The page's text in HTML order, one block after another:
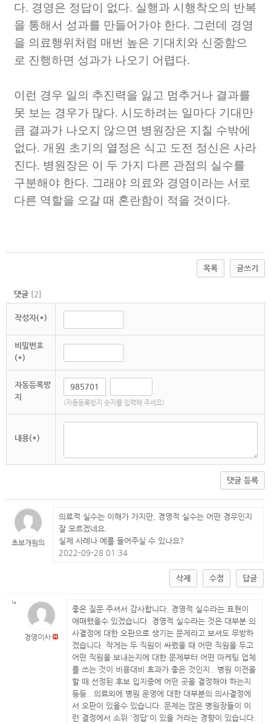
다. 경영은 정답이 없다. 실행과 시행착오의 반복
을 통해서 성과를 만들어가야 한다. 그런데 경영
을 의료행위처럼 매번 높은 기대치와 신중함으
로 진행하면 성과가 나오기 어렵다.
이런 경우 일의 추진력을 잃고 멈추거나 결과를
못 보는 경우가 많다. 시도하려는 일마다 기대만
큼 결과가 나오지 않으면 병원장은 지칠 수밖에
없다. 개원 초기의 열정은 식고 도전 정신은 사라
진다. 병원장은 이 두 가지 다른 관점의 실수를
구분해야 한다. 그래야 의료와 경영이라는 서로
다른 역할을 오갈 때 혼란함이 적을 것이다.
목록 글쓰기
댓글 [2]
작성자(*)
비밀번호
(*)
자동등록방
지
(자동등록방지 숫자를 입력해 주세요)
내용(*)
댓글 등록
초보개원의
의료적 실수는 이해가 가지만, 경영적 실수는 어떤 경우인지
잘 모르겠네요.
실제 사례나 예를 들어주실 수 있나요?
2022-09-28 01:34
삭제 수정 답글
경영이사
좋은 질문 주셔서 감사합니다. 경영적 실수라는 표현이
애매했을수 있겠습니다. 경영적 실수라는 것은 대부분 의
사결정에 대한 오판으로 생기는 문제라고 보셔도 무방하
겠습니다. 작게는 두 직원이 싸웠을 때 어떤 직원을 두고
어떤 직원을 보내는지에 대한 문제부터 어떤 마케팅 업체
를 쓰는 것이 비용대비 효과가 좋은 것인지.. 병원 이전을
할 때 선정된 후보 입지중에 어떤 곳을 결정해야 하는지
등등.. 의료외에 병원 운영에 대한 대부분의 의사결정에
서 오판이 있을수 있습니다. 문제는 많은 병원장들이 이
런 결정에서 소위 '정답'이 있을 거라는 경향이 있습니다.